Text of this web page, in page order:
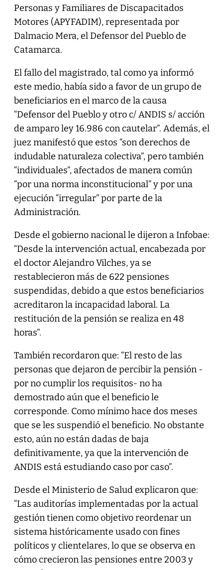
Personas y Familiares de Discapacitados
Motores (APYFADIM), representada por
Dalmacio Mera, el Defensor del Pueblo de
Catamarca.
El fallo del magistrado, tal como ya informó
este medio, había sido a favor de un grupo de
beneficiarios en el marco de la causa
“Defensor del Pueblo y otro c/ ANDIS s/ acción
de amparo ley 16.986 con cautelar”. Además, el
juez manifestó que estos “son derechos de
indudable naturaleza colectiva”, pero también
“individuales”, afectados de manera común
“por una norma inconstitucional” y por una
ejecución “irregular” por parte de la
Administración.
Desde el gobierno nacional le dijeron a Infobae:
“Desde la intervención actual, encabezada por
el doctor Alejandro Vilches, ya se
restablecieron más de 622 pensiones
suspendidas, debido a que estos beneficiarios
acreditaron la incapacidad laboral. La
restitución de la pensión se realiza en 48
horas”.
También recordaron que: “El resto de las
personas que dejaron de percibir la pensión -
por no cumplir los requisitos- no ha
demostrado aún que el beneficio le
corresponde. Como mínimo hace dos meses
que se les suspendió el beneficio. No obstante
esto, aún no están dadas de baja
definitivamente, ya que la intervención de
ANDIS está estudiando caso por caso”.
Desde el Ministerio de Salud explicaron que:
“Las auditorías implementadas por la actual
gestión tienen como objetivo reordenar un
sistema históricamente usado con fines
políticos y clientelares, lo que se observa en
cómo crecieron las pensiones entre 2003 y